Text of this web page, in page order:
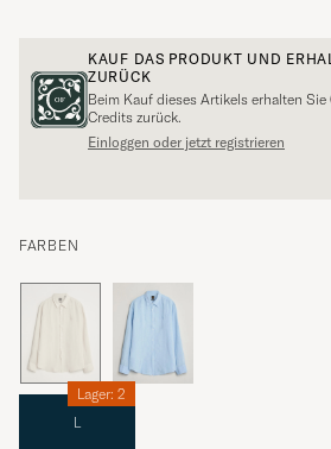
KAUF DAS PRODUKT UND
ZURÜCK
Beim Kauf dieses Artikels erhalten Sie
Credits zurück.
Einloggen oder jetzt registrieren
FARBEN
L
Lager: 2